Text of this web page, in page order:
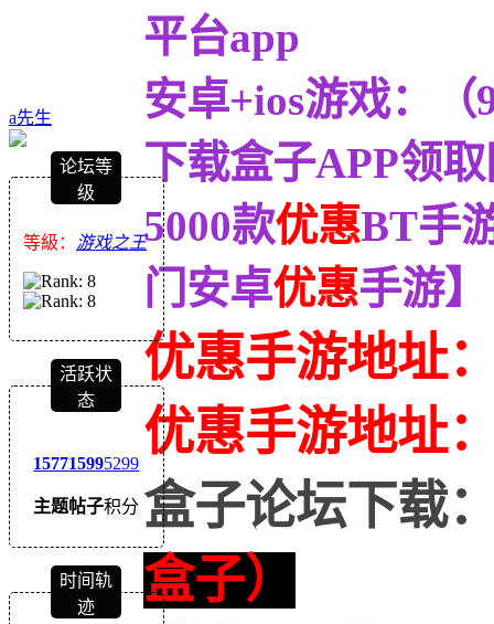
a先生
论坛等
级
等級： 游戏之王
活跃状
态
1577
主题
1599
帖子
5299
积分
时间轨
迹
平台app
安卓+ios游戏：
下载盒子APP领
5000款优惠BT手
门安卓优惠手游】
优惠手游地址
优惠手游地址
盒子论坛下载
盒子）